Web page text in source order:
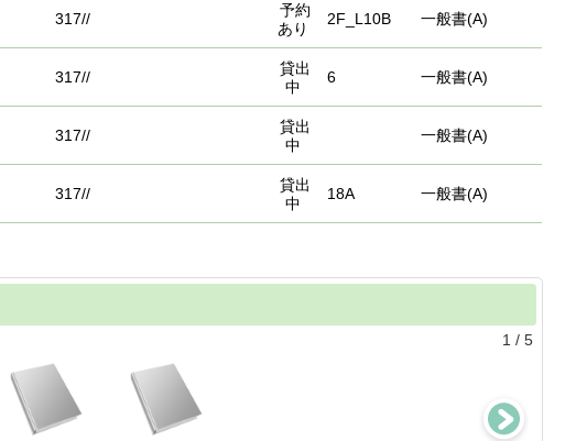
317//
予約
あり
2F_L10B 一般書(A)
317//
貸出
中
6 一般書(A)
317//
貸出
中
一般書(A)
317//
貸出
中
18A 一般書(A)
1 / 5